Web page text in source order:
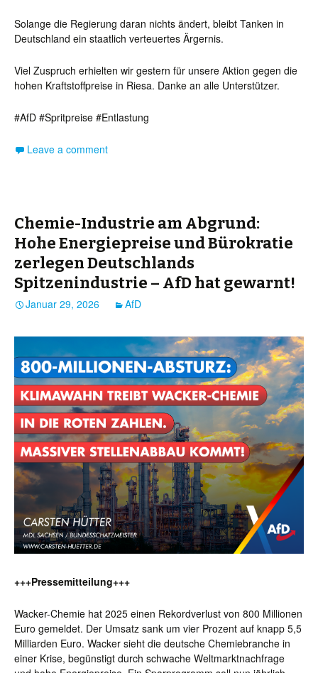
Solange die Regierung daran nichts ändert, bleibt Tanken in
Deutschland ein staatlich verteuertes Ärgernis.
Viel Zuspruch erhielten wir gestern für unsere Aktion gegen die
hohen Kraftstoffpreise in Riesa. Danke an alle Unterstützer.
#AfD #Spritpreise #Entlastung
Leave a comment
Chemie-Industrie am Abgrund:
Hohe Energiepreise und Bürokratie
zerlegen Deutschlands
Spitzenindustrie – AfD hat gewarnt!
Januar 29, 2026 AfD
+++Pressemitteilung+++
Wacker-Chemie hat 2025 einen Rekordverlust von 800 Millionen
Euro gemeldet. Der Umsatz sank um vier Prozent auf knapp 5,5
Milliarden Euro. Wacker sieht die deutsche Chemiebranche in
einer Krise, begünstigt durch schwache Weltmarktnachfrage